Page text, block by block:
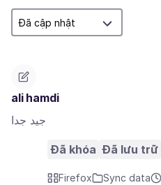
ali hamdi
جيد جدا
Đã khóa Đã lưu trữ
Firefox Sync data